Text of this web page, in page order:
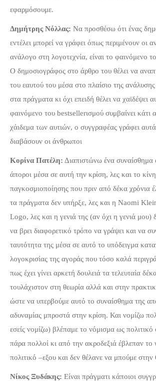
εφαρμόσουμε.
Δημήτρης Νόλλας: Να προσθέσω ότι ένας
εντέλει μπορεί να γράφει όπως περιμένουν οι
ανάλογο στη λογοτεχνία, είναι το φαινόμενο
Ο δημοσιογράφος στο άρθρο του θέλει να
του εαυτού του μέσα στο πλαίσιο της
στα πράγματα κι όχι επειδή θέλει να χαϊδέψει
φαινόμενο του bestsellerισμού συμβαίνει κάτι
χάιδεμα των αυτιών, ο συγγραφέας γράφει
διαβάσουν οι άνθρωποι
Κορίνα Πατέλη: Διαπιστώνω ένα συναίσθημα
άποροι μέσα σε αυτή την κρίση, λες και το
παγκοσμιοποίησης που πριν από δέκα χρόνια
τα πράγματα δεν υπήρξε, λες και η Naomi
Logo, λες και η γενιά της (αν όχι η γενιά μου)
να βρει διαφορετικό τρόπο να γράψει και να
ταυτότητα της μέσα σε αυτό το υπόδειγμα
λογοκρισίας της αγοράς που τόσο καλά
πως έχει γίνει αρκετή δουλειά τα τελευταία
τουλάχιστον στη θεωρία αλλά και στην
ώστε να υπερβούμε αυτό το συναίσθημα της
αδυναμίας μπροστά στην κρίση. Και νομίζω
εσείς νομίζω) βλέπαμε το νόμισμα ως πολιτικό
πάρα πολλοί κι από την ακροδεξιά έβλεπαν το
πολιτικό –εξου και δεν θέλανε να μπούμε
Νίκος Ξυδάκης: Είναι πράγματι κάποιοι